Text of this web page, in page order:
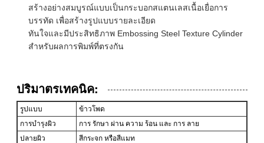
สร้างอย่างสมบูรณ์แบบเป็นกระบอกสแตนเลสเนื้อเยื่อการ
บรรทัด เพื่อสร้างรูปแบบรายละเอียด
ทันใจและมีประสิทธิภาพ Embossing Steel Texture Cylinder
สําหรับผลการพิมพ์ที่ตรงกัน
ปริมาตรเทคนิค:
รูปแบบ
ข้าวโพด
การบํารุงผิว
การ รักษา ผ่าน ความ ร้อน และ การ ลาย
ปลายผิว
สีกระจก หรือสีแมท